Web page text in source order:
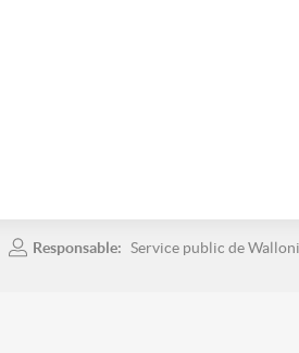
Responsable: Service public de